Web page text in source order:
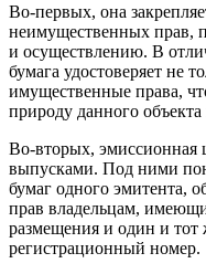
Во-первых, она
неимущественных прав,
и осуществлению. В
бумага удостоверяет не
имущественные права,
природу данного
Во-вторых, эмиссионная
выпусками. Под ними
бумаг одного эмитента,
прав владельцам,
размещения и один и тот
регистрационный номер.